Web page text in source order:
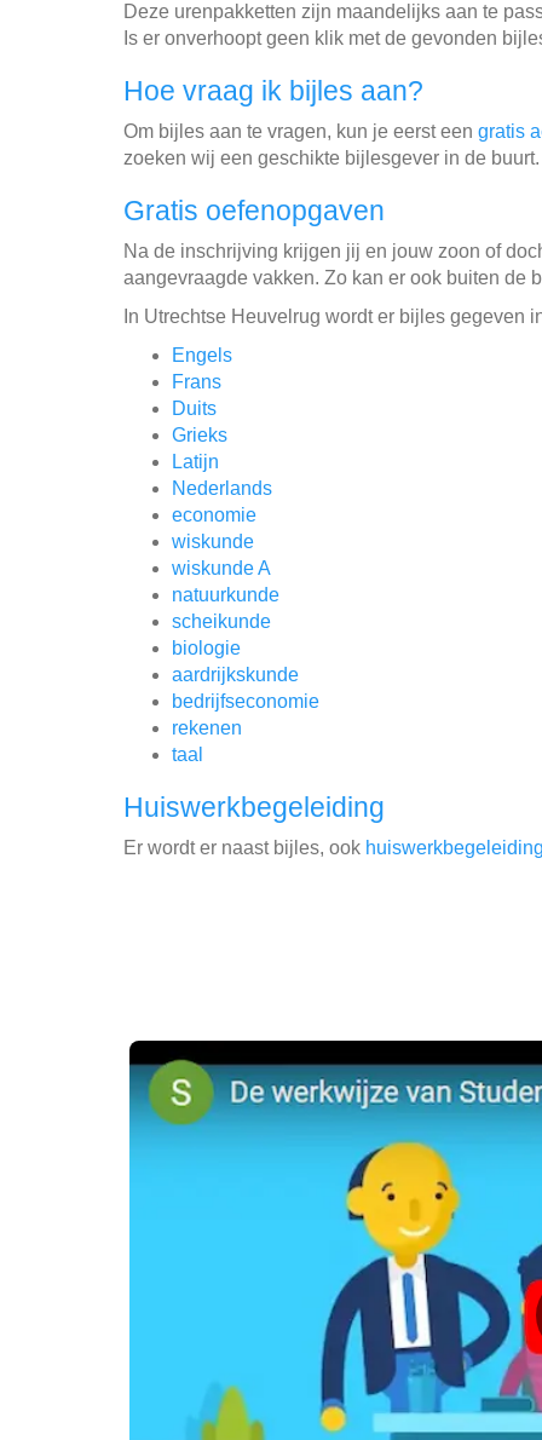
Deze urenpakketten zijn maandelijks aan te
Is er onverhoopt geen klik met de gevonden
Hoe vraag ik bijles aan?
Om bijles aan te vragen, kun je eerst een gratis
zoeken wij een geschikte bijlesgever in de
Gratis oefenopgaven
Na de inschrijving krijgen jij en jouw zoon of
aangevraagde vakken. Zo kan er ook buiten de
In Utrechtse Heuvelrug wordt er bijles gegeven
Engels
Frans
Duits
Grieks
Latijn
Nederlands
economie
wiskunde
wiskunde A
natuurkunde
scheikunde
biologie
aardrijkskunde
bedrijfseconomie
rekenen
taal
Huiswerkbegeleiding
Er wordt er naast bijles, ook